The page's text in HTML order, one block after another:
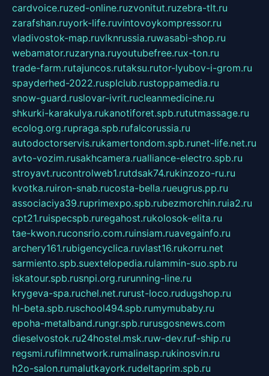
cardvoice.ruzed-online.ruzvonitut.ruzebra-tlt.ru
zarafshan.ruyork-life.ruvintovoykompressor.ru
vladivostok-map.ruvlknrussia.ruwasabi-shop.ru
webamator.ruzaryna.ruyoutubefree.rux-ton.ru
trade-farm.rutajuncos.rutaksu.rutor-lyubov-i-grom.ru
spayderhed-2022.rusplclub.rustoppamedia.ru
snow-guard.ruslovar-ivrit.rucleanmedicine.ru
shkurki-karakulya.rukanotiforet.spb.rututmassage.ru
ecolog.org.rupraga.spb.rufalcorussia.ru
autodoctorservis.rukamertondom.spb.runet-life.net.ru
avto-vozim.rusakhcamera.rualliance-electro.spb.ru
stroyavt.rucontrolweb1.rutdsak74.rukinzozo-ru.ru
kvotka.ruiron-snab.rucosta-bella.rueugrus.pp.ru
associaciya39.ruprimexpo.spb.rubezmorchin.ruia2.ru
cpt21.ruispecspb.ruregahost.rukolosok-elita.ru
tae-kwon.ruconsrio.com.ruinsiam.ruavegainfo.ru
archery161.rubigencyclica.ruvlast16.rukorru.net
sarmiento.spb.suextelopedia.rulammin-suo.spb.ru
iskatour.spb.rusnpi.org.rurunning-line.ru
krygeva-spa.ruchel.net.rurust-loco.rudugshop.ru
hl-beta.spb.ruschool494.spb.rumymubaby.ru
epoha-metalband.rungr.spb.rurusgosnews.com
dieselvostok.ru24hostel.msk.ruw-dev.ruf-ship.ru
regsmi.rufilmnetwork.rumalinasp.rukinosvin.ru
h2o-salon.rumalutkayork.rudeltaprim.spb.ru